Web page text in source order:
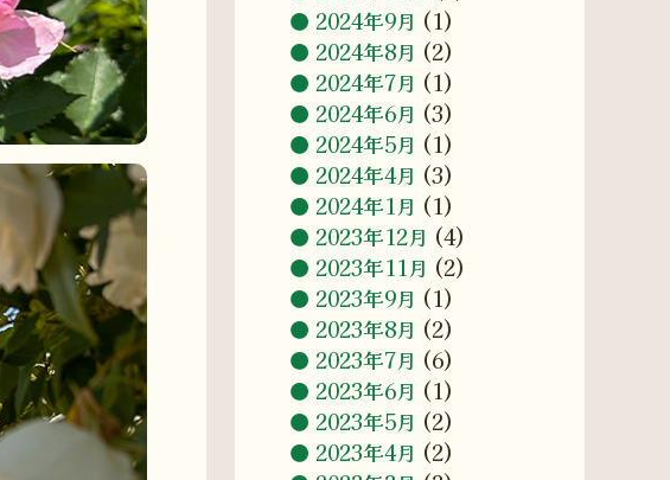
2024年9月 (1)
2024年8月 (2)
2024年7月 (1)
2024年6月 (3)
2024年5月 (1)
2024年4月 (3)
2024年1月 (1)
2023年12月 (4)
2023年11月 (2)
2023年9月 (1)
2023年8月 (2)
2023年7月 (6)
2023年6月 (1)
2023年5月 (2)
2023年4月 (2)